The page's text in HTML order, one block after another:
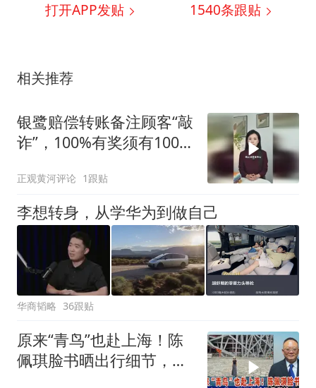
打开APP发贴 1540条跟贴
相关推荐
银鹭赔偿转账备注顾客“敲
诈”，100%有奖须有100%
正观黄河评论 1跟贴
李想转身，从学华为到做自己
华商韬略 36跟贴
原来“青鸟”也赴上海！陈
佩琪脸书晒出行细节，狠